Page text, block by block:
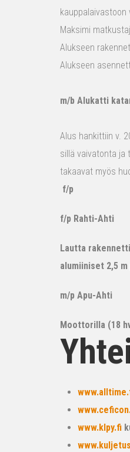
kauppalaivastoon
Maksimi
Alukseen
Alukseen
m/b Alukatti
Alus hankittiin v.
sillä vaivatonta ja
takaavat myös
f/p
f/p Rahti-Ahti
Lautta
alumiiniset 2,5
m/p Apu-Ahti
Moottorilla (18
www.klpy.fi